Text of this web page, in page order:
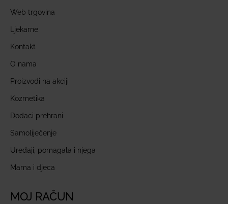
Web trgovina
Ljekarne
Kontakt
O nama
Proizvodi na akciji
Kozmetika
Dodaci prehrani
Samoliječenje
Uređaji, pomagala i njega
Mama i djeca
MOJ RAČUN